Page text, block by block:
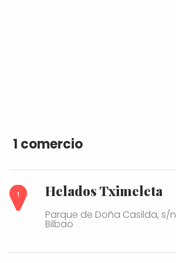
1 comercio
Helados Tximeleta
Parque de Doña Casilda, s/n
Bilbao